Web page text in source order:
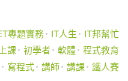
專題實務 IT人生
IT邦幫忙
上課 初學者 軟體 程式教育
寫程式 講師 講課 鐵人賽